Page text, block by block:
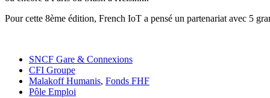
Pour cette 8ème édition, French IoT a pensé un partenariat avec 5
SNCF Gare & Connexions
CFI Groupe
Malakoff Humanis, Fonds FHF
Pôle Emploi